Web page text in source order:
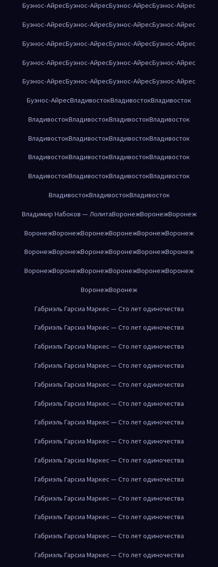
Буэнос-АйресБуэнос-АйресБуэнос-АйресБуэнос-Айрес
Буэнос-АйресБуэнос-АйресБуэнос-АйресБуэнос-Айрес
Буэнос-АйресБуэнос-АйресБуэнос-АйресБуэнос-Айрес
Буэнос-АйресБуэнос-АйресБуэнос-АйресБуэнос-Айрес
Буэнос-АйресБуэнос-АйресБуэнос-АйресБуэнос-Айрес
Буэнос-АйресВладивостокВладивостокВладивосток
ВладивостокВладивостокВладивостокВладивосток
ВладивостокВладивостокВладивостокВладивосток
ВладивостокВладивостокВладивостокВладивосток
ВладивостокВладивостокВладивостокВладивосток
ВладивостокВладивостокВладивосток
Владимир Набоков — ЛолитаВоронежВоронежВоронеж
ВоронежВоронежВоронежВоронежВоронежВоронеж
ВоронежВоронежВоронежВоронежВоронежВоронеж
ВоронежВоронежВоронежВоронежВоронежВоронеж
ВоронежВоронеж
Габриэль Гарсиа Маркес — Сто лет одиночества
Габриэль Гарсиа Маркес — Сто лет одиночества
Габриэль Гарсиа Маркес — Сто лет одиночества
Габриэль Гарсиа Маркес — Сто лет одиночества
Габриэль Гарсиа Маркес — Сто лет одиночества
Габриэль Гарсиа Маркес — Сто лет одиночества
Габриэль Гарсиа Маркес — Сто лет одиночества
Габриэль Гарсиа Маркес — Сто лет одиночества
Габриэль Гарсиа Маркес — Сто лет одиночества
Габриэль Гарсиа Маркес — Сто лет одиночества
Габриэль Гарсиа Маркес — Сто лет одиночества
Габриэль Гарсиа Маркес — Сто лет одиночества
Габриэль Гарсиа Маркес — Сто лет одиночества
Габриэль Гарсиа Маркес — Сто лет одиночества